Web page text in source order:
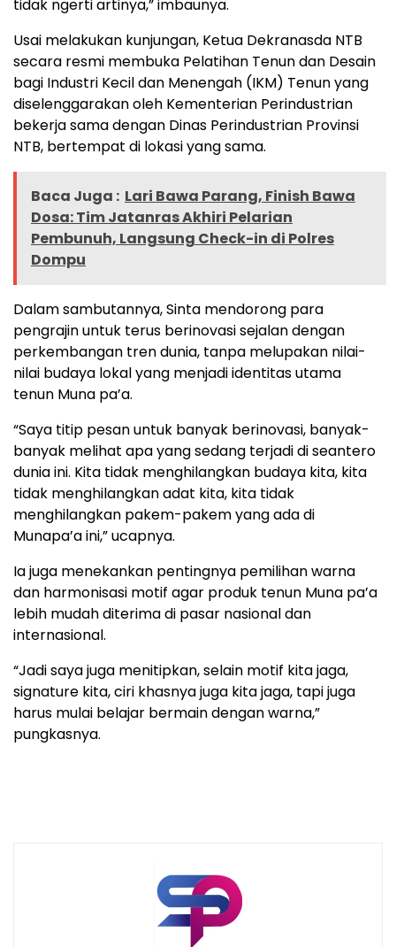
tidak ngerti artinya,” imbaunya.
Usai melakukan kunjungan, Ketua Dekranasda NTB
secara resmi membuka Pelatihan Tenun dan Desain
bagi Industri Kecil dan Menengah (IKM) Tenun yang
diselenggarakan oleh Kementerian Perindustrian
bekerja sama dengan Dinas Perindustrian Provinsi
NTB, bertempat di lokasi yang sama.
Baca Juga : Lari Bawa Parang, Finish Bawa
Dosa: Tim Jatanras Akhiri Pelarian
Pembunuh, Langsung Check-in di Polres
Dompu
Dalam sambutannya, Sinta mendorong para
pengrajin untuk terus berinovasi sejalan dengan
perkembangan tren dunia, tanpa melupakan nilai-
nilai budaya lokal yang menjadi identitas utama
tenun Muna pa’a.
“Saya titip pesan untuk banyak berinovasi, banyak-
banyak melihat apa yang sedang terjadi di seantero
dunia ini. Kita tidak menghilangkan budaya kita, kita
tidak menghilangkan adat kita, kita tidak
menghilangkan pakem-pakem yang ada di
Munapa’a ini,” ucapnya.
Ia juga menekankan pentingnya pemilihan warna
dan harmonisasi motif agar produk tenun Muna pa’a
lebih mudah diterima di pasar nasional dan
internasional.
“Jadi saya juga menitipkan, selain motif kita jaga,
signature kita, ciri khasnya juga kita jaga, tapi juga
harus mulai belajar bermain dengan warna,”
pungkasnya.